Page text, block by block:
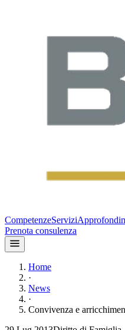
CompetenzeServizi
Prenota consulenza
Home
·
News
·
Convivenza e